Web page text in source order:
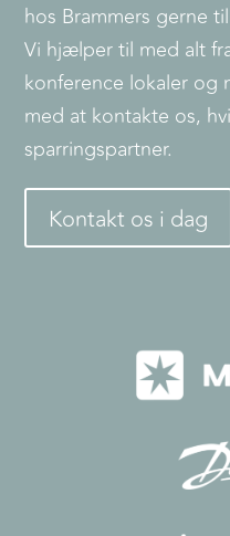
hos Brammers gerne
Vi hjælper til med alt
konference lokaler og
med at kontakte os,
sparringspartner.
Kontakt os i dag